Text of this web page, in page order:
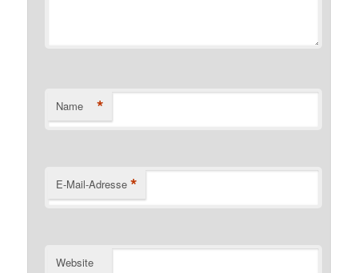
Name *
E-Mail-Adresse *
Website